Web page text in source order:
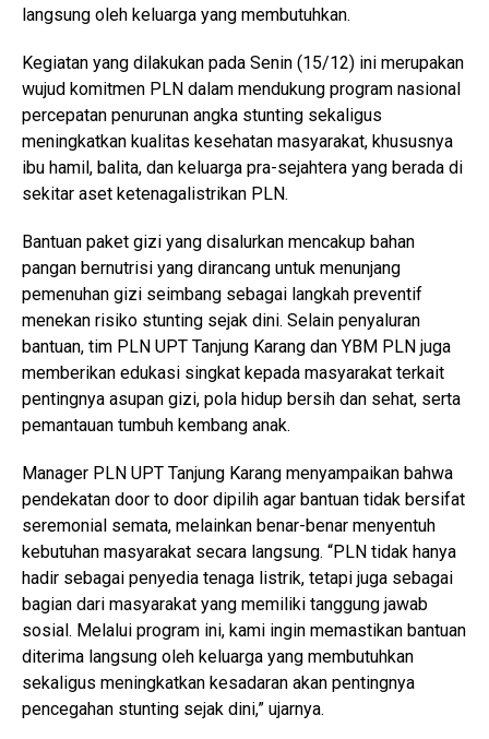
langsung oleh keluarga yang membutuhkan.
Kegiatan yang dilakukan pada Senin (15/12) ini merupakan
wujud komitmen PLN dalam mendukung program nasional
percepatan penurunan angka stunting sekaligus
meningkatkan kualitas kesehatan masyarakat, khususnya
ibu hamil, balita, dan keluarga pra-sejahtera yang berada di
sekitar aset ketenagalistrikan PLN.
Bantuan paket gizi yang disalurkan mencakup bahan
pangan bernutrisi yang dirancang untuk menunjang
pemenuhan gizi seimbang sebagai langkah preventif
menekan risiko stunting sejak dini. Selain penyaluran
bantuan, tim PLN UPT Tanjung Karang dan YBM PLN juga
memberikan edukasi singkat kepada masyarakat terkait
pentingnya asupan gizi, pola hidup bersih dan sehat, serta
pemantauan tumbuh kembang anak.
Manager PLN UPT Tanjung Karang menyampaikan bahwa
pendekatan door to door dipilih agar bantuan tidak bersifat
seremonial semata, melainkan benar-benar menyentuh
kebutuhan masyarakat secara langsung. “PLN tidak hanya
hadir sebagai penyedia tenaga listrik, tetapi juga sebagai
bagian dari masyarakat yang memiliki tanggung jawab
sosial. Melalui program ini, kami ingin memastikan bantuan
diterima langsung oleh keluarga yang membutuhkan
sekaligus meningkatkan kesadaran akan pentingnya
pencegahan stunting sejak dini,” ujarnya.